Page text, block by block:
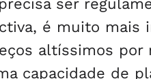
ser
é muito mais
altíssimos por
capacidade de